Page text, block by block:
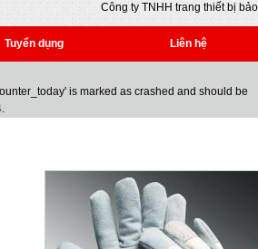
Công ty TNHH trang thiết bị bảo hộ lao
An - Địa chỉ: Số 5 - Yết Kiêu - Quận Hai
- Hà Nội - Tel: (024) 3 941 2386 * Fax:
941 2386 * Email: habaoho@gmail.com
Tuyển dụng Liên hệ
is marked as crashed and should be